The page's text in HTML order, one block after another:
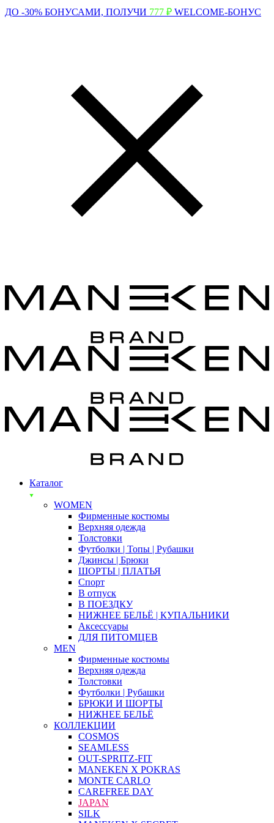
ДО -30% БОНУСАМИ, ПОЛУЧИ 777 ₽ WELCOME-БОНУС
Каталог
WOMEN
Фирменные костюмы
Верхняя одежда
Толстовки
Футболки | Топы | Рубашки
Джинсы | Брюки
ШОРТЫ | ПЛАТЬЯ
Спорт
В отпуск
В ПОЕЗДКУ
НИЖНЕЕ БЕЛЬЁ | КУПАЛЬНИКИ
Аксессуары
ДЛЯ ПИТОМЦЕВ
MEN
Фирменные костюмы
Верхняя одежда
Толстовки
Футболки | Рубашки
БРЮКИ И ШОРТЫ
НИЖНЕЕ БЕЛЬЁ
КОЛЛЕКЦИИ
COSMOS
SEAMLESS
OUT-SPRITZ-FIT
MANEKEN X POKRAS
MONTE CARLO
CAREFREE DAY
JAPAN
SILK